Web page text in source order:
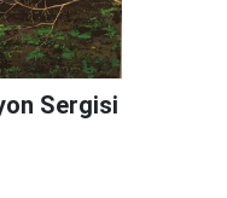
Sergisi